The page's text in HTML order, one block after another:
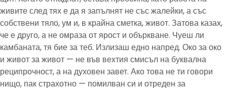
живите след тях е да я запълнят не със жалейки, а със
собствени тяло, ум и, в крайна сметка, живот. Затова казах,
че е друго, а не омраза от ярост и объркване. Чуеш ли
камбаната, тя бие за теб. Излизаш едно напред. Око за око
и живот за живот — не във вехтия смисъл на буквална
реципрочност, а на духовен завет. Ако това не ти говори
нищо, пак страхотно — помилван си и отреден за